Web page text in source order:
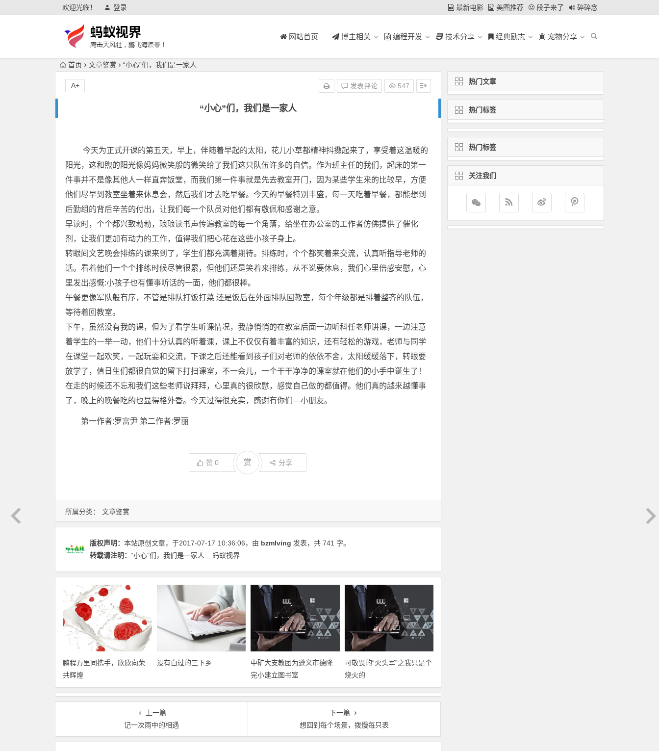
欢迎光临！ 登录 最新电影 美图推荐 段子来了 碎碎念
网站首页 博主相关 编程开发 技术分享 经典励志 宠物分享
首页 文章鉴赏 “小心”们，我们是一家人
“小心”们，我们是一家人
发表评论 547
A+
所属分类： 文章鉴赏
今天为正式开课的第五天，早上，伴随着早起的太阳，花儿小草都精神抖擞起来了，享受着这温暖的
阳光，这和煦的阳光像妈妈微笑般的微笑给了我们这只队伍许多的自信。作为班主任的我们，起床的第一
件事并不是像其他人一样直奔饭堂，而我们第一件事就是先去教室开门，因为某些学生来的比较早，方便
他们尽早到教室坐着来休息会，然后我们才去吃早餐。今天的早餐特别丰盛，每一天吃着早餐，都能想到
后勤组的背后辛苦的付出，让我们每一个队员对他们都有敬佩和感谢之意。
早读时，个个都兴致勃勃，琅琅读书声传遍教室的每一个角落，给坐在办公室的工作者仿佛提供了催化
剂，让我们更加有动力的工作，值得我们把心花在这些小孩子身上。
转眼间文艺晚会排练的课来到了，学生们都充满着期待。排练时，个个都笑着来交流，认真听指导老师的
话。看着他们一个个排练时候尽管很累，但他们还是笑着来排练，从不说要休息，我们心里倍感安慰，心
里发出感慨:小孩子也有懂事听话的一面，他们都很棒。
午餐更像军队般有序，不管是排队打饭打菜 还是饭后在外面排队回教室，每个年级都是排着整齐的队伍，
等待着回教室。
下午，虽然没有我的课，但为了看学生听课情况，我静悄悄的在教室后面一边听科任老师讲课，一边注意
着学生的一举一动，他们十分认真的听着课，课上不仅仅有着丰富的知识，还有轻松的游戏，老师与同学
在课堂一起欢笑，一起玩耍和交流，下课之后还能看到孩子们对老师的依依不舍，太阳缓缓落下，转眼要
放学了，值日生们都很自觉的留下打扫课室，不一会儿，一个干干净净的课室就在他们的小手中诞生了！
在走的时候还不忘和我们这些老师说拜拜，心里真的很欣慰，感觉自己做的都值得。他们真的越来越懂事
了，晚上的晚餐吃的也显得格外香。今天过得很充实，感谢有你们―小朋友。
第一作者:罗富尹 第二作者:罗丽
赞 0 赏 分享
版权声明： 本站原创文章，于2017-07-17 10:36:06，由 bzmlving 发表，共 741 字。
转载请注明： “小心”们，我们是一家人 _ 蚂蚁视界
鹏程万里同携手，欣欣向荣
共辉煌
没有白过的三下乡
中矿大支教团为遵义市德隆
完小建立图书室
可敬畏的“火头军”之我只是个
烧火的
上一篇
记一次雨中的相遇
下一篇
想回到每个场景，拨慢每只表
热门文章
热门标签
热门标签
关注我们